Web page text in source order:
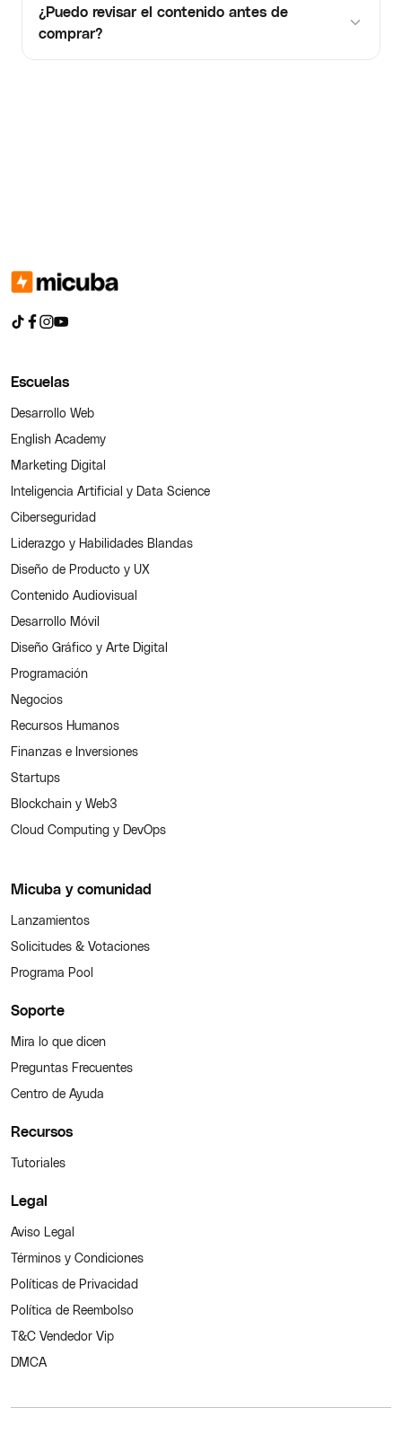
¿Puedo revisar el contenido antes de
comprar?
Escuelas
Desarrollo Web
English Academy
Marketing Digital
Inteligencia Artificial y Data Science
Ciberseguridad
Liderazgo y Habilidades Blandas
Diseño de Producto y UX
Contenido Audiovisual
Desarrollo Móvil
Diseño Gráfico y Arte Digital
Programación
Negocios
Recursos Humanos
Finanzas e Inversiones
Startups
Blockchain y Web3
Cloud Computing y DevOps
Micuba y comunidad
Lanzamientos
Solicitudes & Votaciones
Programa Pool
Soporte
Mira lo que dicen
Preguntas Frecuentes
Centro de Ayuda
Recursos
Tutoriales
Legal
Aviso Legal
Términos y Condiciones
Políticas de Privacidad
Política de Reembolso
T&C Vendedor Vip
DMCA